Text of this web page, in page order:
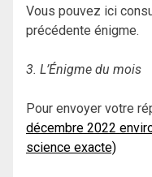
Vous pouvez ici
précédente énigme.
3. L’Énigme du mois
Pour envoyer votre
décembre 2022
science exacte)